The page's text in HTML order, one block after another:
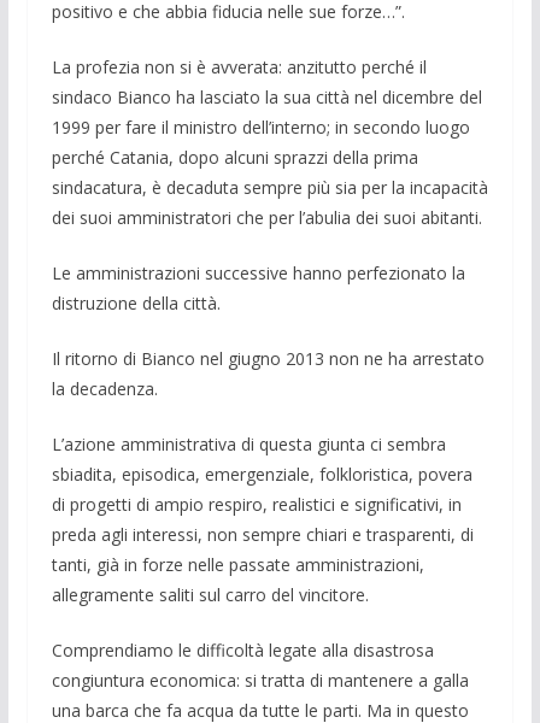
positivo e che abbia fiducia nelle sue forze…”.
La profezia non si è avverata: anzitutto perché il
sindaco Bianco ha lasciato la sua città nel dicembre del
1999 per fare il ministro dell’interno; in secondo luogo
perché Catania, dopo alcuni sprazzi della prima
sindacatura, è decaduta sempre più sia per la incapacità
dei suoi amministratori che per l’abulia dei suoi abitanti.
Le amministrazioni successive hanno perfezionato la
distruzione della città.
Il ritorno di Bianco nel giugno 2013 non ne ha arrestato
la decadenza.
L’azione amministrativa di questa giunta ci sembra
sbiadita, episodica, emergenziale, folkloristica, povera
di progetti di ampio respiro, realistici e significativi, in
preda agli interessi, non sempre chiari e trasparenti, di
tanti, già in forze nelle passate amministrazioni,
allegramente saliti sul carro del vincitore.
Comprendiamo le difficoltà legate alla disastrosa
congiuntura economica: si tratta di mantenere a galla
una barca che fa acqua da tutte le parti. Ma in questo